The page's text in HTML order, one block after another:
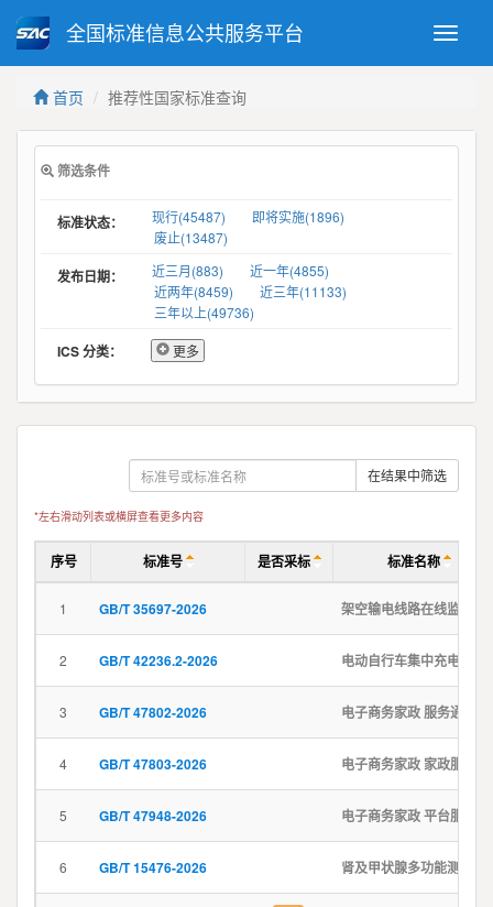
Toggle
全国标准信息公共服务平台
强制性国家标准
指导性技术文件
首页 推荐性国家标准查询
筛选条件
标准状态： 现行(45487)
即将实施(1896)
废止(13487)
发布日期： 近三月(883)
近一年(4855)
近两年(8459)
近三年(11133)
三年以上(49736)
ICS 分类： 更多
在结果中筛选
*左右滑动列表或横屏查看更多内容
序号 标准号 是否采标 标准名称
1 GB/T 35697-2026
2 GB/T 42236.2-2026
3 GB/T 47802-2026 电子商务家政 服务通则
4 GB/T 47803-2026
5 GB/T 47948-2026
6 GB/T 15476-2026 肾及甲状腺多功能测量仪